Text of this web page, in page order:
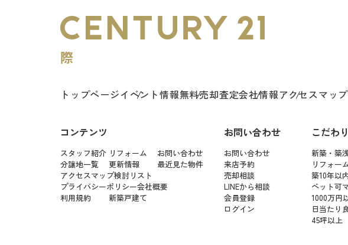
トップページイベント情報無料売却査定会社情報アクセスマップ
コンテンツ
スタッフ紹介 リフォーム
お問い合わせ
分譲地一覧
更新情報
最近見た物件
アクセスマップ検討リスト
プライバシーポリシー会社概要
利用規約
新築戸建て
お問い合わせ
お問い合わせ
来店予約
売却相談
LINEから相談
会員登録
ログイン
こだわ
新築・築
リフォー
築10年以
ペット可
1000万円
日当たり
45坪以上